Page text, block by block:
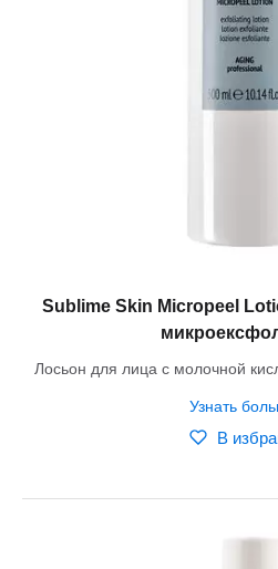
Sublime Skin Micropeel
Лосьон для лица с молочной
Узнать
В